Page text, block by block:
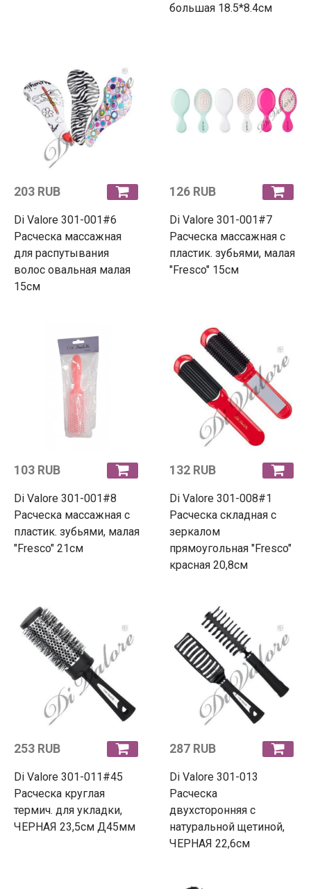
большая 18.5*8.4см
203 RUB
Di Valore 301-001#6
Расческа массажная
для распутывания
волос овальная малая
15см
126 RUB
Di Valore 301-001#7
Расческа массажная с
пластик. зубьями, малая
"Fresco" 15см
103 RUB
Di Valore 301-001#8
Расческа массажная с
пластик. зубьями, малая
"Fresco" 21см
132 RUB
Di Valore 301-008#1
Расческа складная с
зеркалом
прямоугольная "Fresco"
красная 20,8см
253 RUB
Di Valore 301-011#45
Расческа круглая
термич. для укладки,
ЧЕРНАЯ 23,5см Д45мм
287 RUB
Di Valore 301-013
Расческа
двухсторонняя с
натуральной щетиной,
ЧЕРНАЯ 22,6см